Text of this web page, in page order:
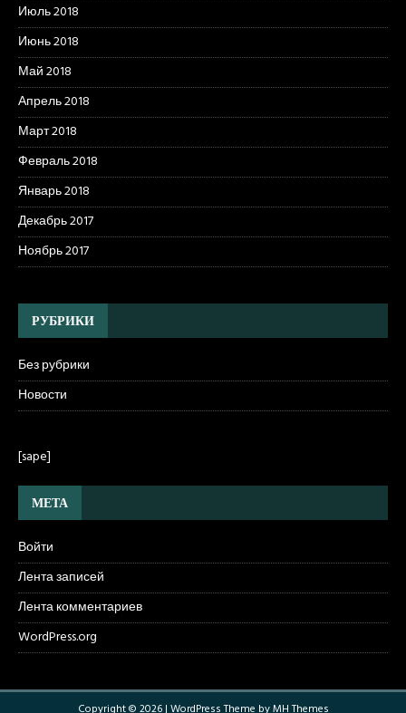
Июль 2018
Июнь 2018
Май 2018
Апрель 2018
Март 2018
Февраль 2018
Январь 2018
Декабрь 2017
Ноябрь 2017
РУБРИКИ
Без рубрики
Новости
[sape]
МЕТА
Войти
Лента записей
Лента комментариев
WordPress.org
Copyright © 2026 | WordPress Theme byMH Themes